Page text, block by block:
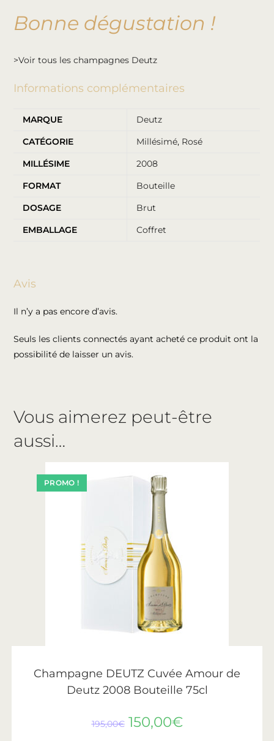
Bonne dégustation !
>Voir tous les champagnes Deutz
Informations complémentaires
MARQUE
Deutz
CATÉGORIE
Millésimé, Rosé
MILLÉSIME
2008
FORMAT
Bouteille
DOSAGE
Brut
EMBALLAGE
Coffret
Avis
Il n’y a pas encore d’avis.
Seuls les clients connectés ayant acheté ce produit ont la
possibilité de laisser un avis.
Vous aimerez peut-être
aussi…
PROMO !
Champagne DEUTZ Cuvée Amour de
Deutz 2008 Bouteille 75cl
195,00€ 150,00€